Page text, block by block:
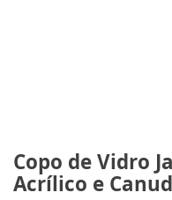
Copo de Vidro
Acrílico e